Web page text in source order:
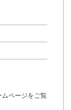
ページをご覧